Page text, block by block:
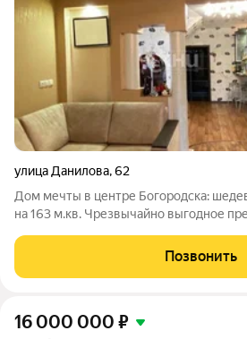
улица Данилова,62
Дом мечты в центре Богородска:
на 163 м.кв. Чрезвычайно выгодное
дополнительные постройки и
Расположение: Центр Богородска
Позвонить
16 000 000 ₽